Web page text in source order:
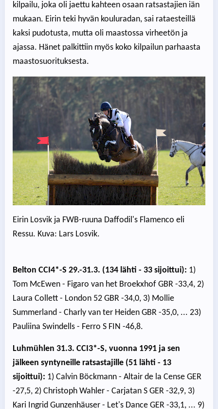
kilpailu, joka oli jaettu kahteen osaan ratsastajien iän
mukaan. Eirin teki hyvän kouluradan, sai rataesteillä
kaksi pudotusta, mutta oli maastossa virheetön ja
ajassa. Hänet palkittiin myös koko kilpailun parhaasta
maastosuorituksesta.
Eirin Losvik ja FWB-ruuna Daffodil's Flamenco eli
Ressu. Kuva: Lars Losvik.
Belton CCI4*-S 29.-31.3. (134 lähti - 33 sijoittui): 1)
Tom McEwen - Figaro van het Broekxhof GBR -33,4, 2)
Laura Collett - London 52 GBR -34,0, 3) Mollie
Summerland - Charly van ter Heiden GBR -35,0, ... 23)
Pauliina Swindells - Ferro S FIN -46,8.
Luhmühlen 31.3. CCI3*-S, vuonna 1991 ja sen
jälkeen syntyneille ratsastajille (51 lähti - 13
sijoittui): 1) Calvin Böckmann - Altair de la Cense GER
-27,5, 2) Christoph Wahler - Carjatan S GER -32,9, 3)
Kari Ingrid Gunzenhäuser - Let's Dance GER -33,1, ... 9)